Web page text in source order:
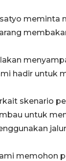
meminta
hadir untuk
skenario
untuk
memohon